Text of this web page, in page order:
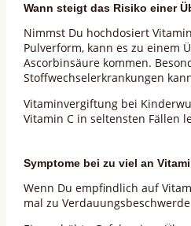
Wann steigt das Risiko einer
Nimmst Du hochdosiert
Pulverform, kann es zu einem
Ascorbinsäure kommen.
Stoffwechselerkrankungen
Vitaminvergiftung bei
Vitamin C in seltensten Fällen
Symptome bei zu viel an
Wenn Du empfindlich auf
mal zu